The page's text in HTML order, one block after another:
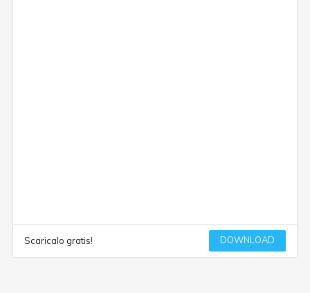
Scaricalo gratis! DOWNLOAD